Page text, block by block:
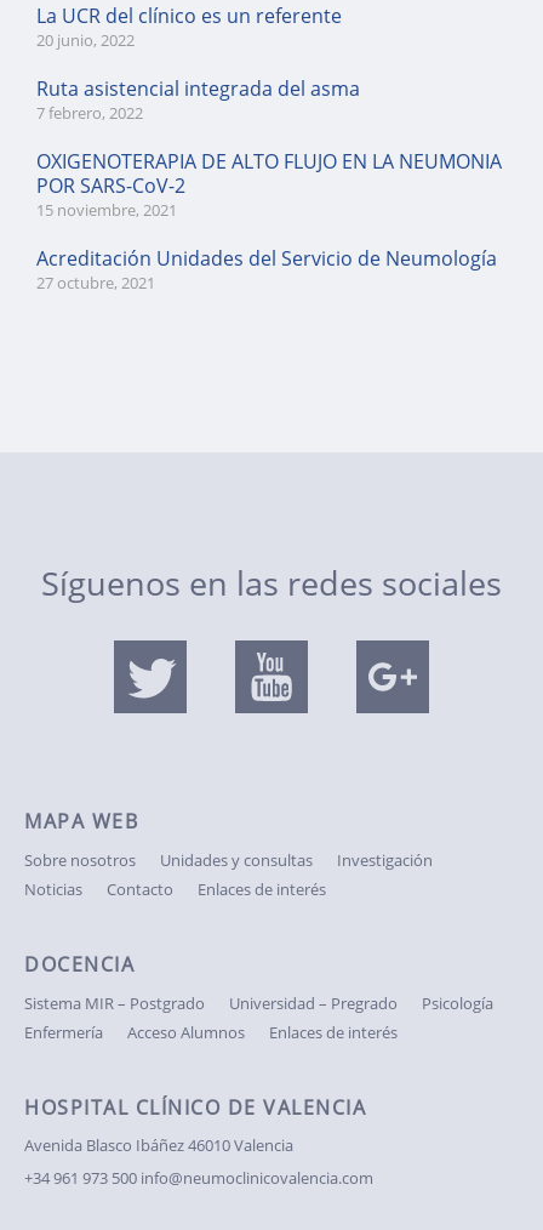
La UCR del clínico es un referente
20 junio, 2022
Ruta asistencial integrada del asma
7 febrero, 2022
OXIGENOTERAPIA DE ALTO FLUJO EN LA NEUMONIA
POR SARS-CoV-2
15 noviembre, 2021
Acreditación Unidades del Servicio de Neumología
27 octubre, 2021
Síguenos en las redes sociales
HOSPITAL CLÍNICO DE VALENCIA
Avenida Blasco Ibáñez46010 Valencia
+34 961 973 500 info@neumoclinicovalencia.com
MAPA WEB
Sobre nosotros Unidades y consultas
Investigación
Noticias
Contacto Enlaces de interés
DOCENCIA
Sistema MIR – Postgrado Universidad – Pregrado
Psicología
Enfermería
Acceso Alumnos Enlaces de interés